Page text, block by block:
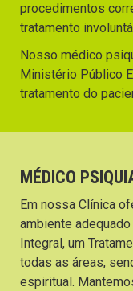
procedimentos
tratamento
Nosso médico
Ministério Público
tratamento do
MÉDICO
Em nossa Clínica
ambiente
Integral, um
todas as áreas,
espiritual.